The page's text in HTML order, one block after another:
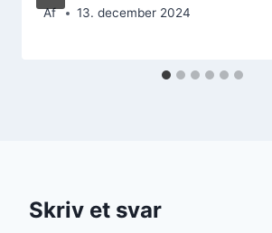
Af 13. december 2024
Skriv et svar